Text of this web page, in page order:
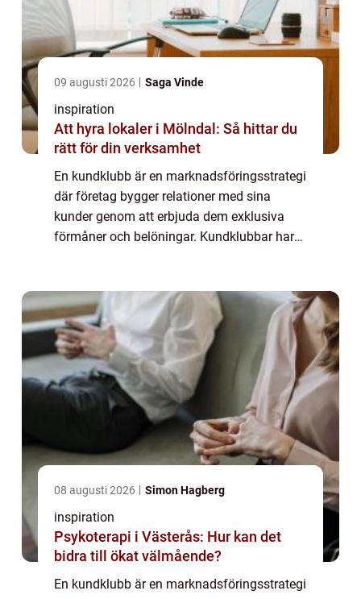
09 augusti 2026 Saga Vinde
inspiration
Att hyra lokaler i Mölndal: Så hittar du
rätt för din verksamhet
En kundklubb är en marknadsföringsstrategi
där företag bygger relationer med sina
kunder genom att erbjuda dem exklusiva
förmåner och belöningar. Kundklubbar har
08 augusti 2026 Simon Hagberg
inspiration
Psykoterapi i Västerås: Hur kan det
bidra till ökat välmående?
En kundklubb är en marknadsföringsstrategi